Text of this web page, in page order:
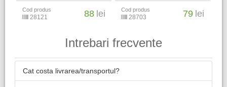
Cod produs
28121 88 lei Cod produs
28703 79 lei
Intrebari frecvente
Cat costa livrarea/transportul?